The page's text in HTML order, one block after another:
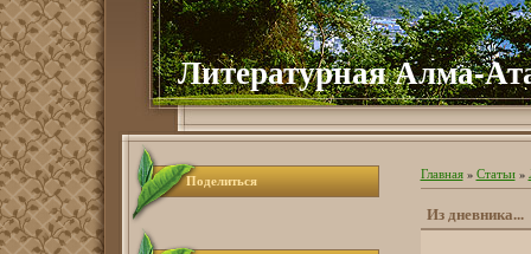
Литературная Алма-
Поделиться Главная» Статьи»
Из дневника...